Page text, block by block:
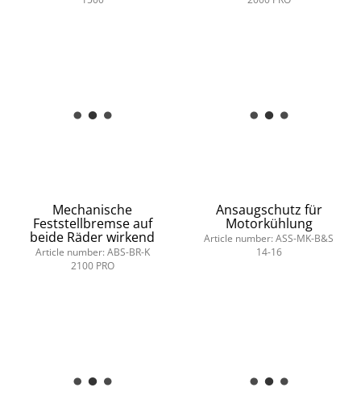
Mechanische
Feststellbremse auf
beide Räder wirkend
Article number: ABS-BR-K
2100 PRO
Ansaugschutz für
Motorkühlung
Article number: ASS-MK-B&S
14-16